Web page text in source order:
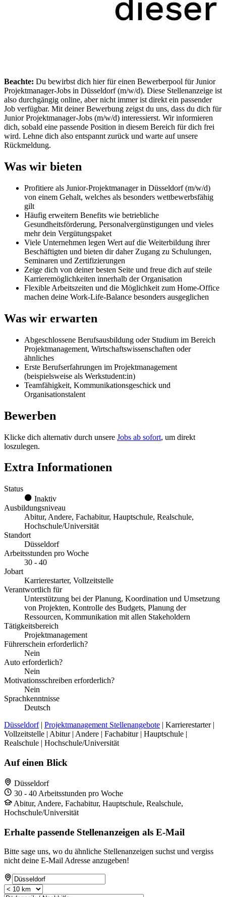
Beachte: Du bewirbst dich hier für einen Bewerberpool für Junior
Projektmanager-Jobs in Düsseldorf (m/w/d). Diese Stellenanzeige ist
also durchgängig online, aber nicht immer ist direkt ein passender
Job verfügbar. Mit deiner Bewerbung zeigst du uns, dass du dich für
Junior Projektmanager-Jobs (m/w/d) interessierst. Wir informieren
dich, sobald eine passende Position in diesem Bereich für dich frei
wird. Lehne dich also entspannt zurück und warte auf unsere
Rückmeldung.
Was wir bieten
Profitiere als Junior-Projektmanager in Düsseldorf (m/w/d)
von einem Gehalt, welches als besonders wettbewerbsfähig
gilt
Häufig erweitern Benefits wie betriebliche
Gesundheitsförderung, Personalvergünstigungen und vieles
mehr dein Vergütungspaket
Viele Unternehmen legen Wert auf die Weiterbildung ihrer
Beschäftigten und bieten dir daher Zugang zu Schulungen,
Seminaren und Zertifizierungen
Zeige dich von deiner besten Seite und freue dich auf steile
Karrieremöglichkeiten innerhalb der Organisation
Flexible Arbeitszeiten und die Möglichkeit zum Home-Office
machen deine Work-Life-Balance besonders ausgeglichen
Was wir erwarten
Abgeschlossene Berufsausbildung oder Studium im Bereich
Projektmanagement, Wirtschaftswissenschaften oder
ähnliches
Erste Berufserfahrungen im Projektmanagement
(beispielsweise als Werkstudent:in)
Teamfähigkeit, Kommunikationsgeschick und
Organisationstalent
Bewerben
Klicke dich alternativ durch unsere Jobs ab sofort, um direkt
loszulegen.
Extra Informationen
Status
Inaktiv
Ausbildungsniveau
Abitur, Andere, Fachabitur, Hauptschule, Realschule,
Hochschule/Universität
Standort
Düsseldorf
Arbeitsstunden pro Woche
30 - 40
Jobart
Karrierestarter, Vollzeitstelle
Verantwortlich für
Unterstützung bei der Planung, Koordination und Umsetzung
von Projekten, Kontrolle des Budgets, Planung der
Ressourcen, Kommunikation mit allen Stakeholdern
Tätigkeitsbereich
Projektmanagement
Führerschein erforderlich?
Nein
Auto erforderlich?
Nein
Motivationsschreiben erforderlich?
Nein
Sprachkenntnisse
Deutsch
Düsseldorf| Projektmanagement Stellenangebote | Karrierestarter |
Vollzeitstelle | Abitur | Andere | Fachabitur | Hauptschule |
Realschule | Hochschule/Universität
Auf einen Blick
Düsseldorf
30 - 40 Arbeitsstunden pro Woche
Abitur, Andere, Fachabitur, Hauptschule, Realschule,
Hochschule/Universität
Erhalte passende Stellenanzeigen als E-Mail
Bitte sage uns, wo du ähnliche Stellenanzeigen suchst und vergiss
nicht deine E-Mail Adresse anzugeben!